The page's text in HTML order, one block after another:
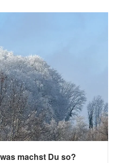
machst Du so?